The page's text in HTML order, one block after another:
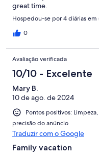
great time.
Hospedou-se por 4 diárias
0
Avaliação verificada
10/10 - Excelente
Mary B.
10 de ago. de 2024
Pontos positivos:
precisão do anúncio
Traduzir com o Google
Family vacation